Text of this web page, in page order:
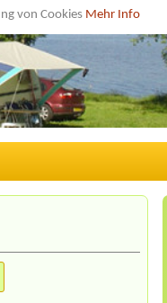
von Cookies Mehr Info